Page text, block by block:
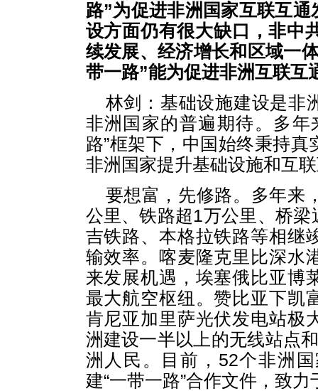
路”为促进非洲国家互联互
设方面仍有很大缺口，非中
续发展、经济增长和区域一
带一路”能为促进非洲互联互
林剑： 基础设施建设是非
非洲国家的普遍期待。多
路”框架下，中国始终秉持
非洲国家提升基础设施和互
要想富，先修路。多年来
公里、铁路超1万公里、桥
吉铁路、本格拉铁路等相继
输效率。喀麦隆克里比深水
来发展机遇，埃塞俄比亚博
最大航空枢纽。赞比亚下凯
肯尼亚加里萨光伏发电站极
洲建设一半以上的无线站点
洲人民。目前，52个非洲
建“一带一路”合作文件，致